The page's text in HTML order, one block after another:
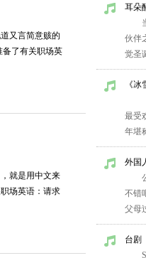
又言简意赅的
备了有关职场英
就是用中文来
场英语：请求
耳朵
当
伙
觉圣
《
《
最受
年堪
外国
公
不错
父母
台剧